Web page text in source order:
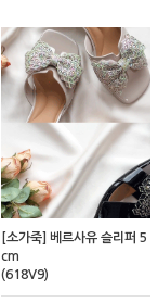
[소가죽] 베르사유 슬리퍼 5
cm
(618V9)